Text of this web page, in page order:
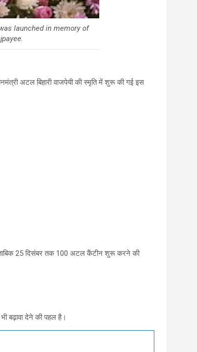
launched in memory of
अटल बिहारी वाजपेयी की स्मृति में शुरू की गई इस
25 दिसंबर तक 100 अटल कैंटीन शुरू करने की
बढ़ावा देने की पहल है।